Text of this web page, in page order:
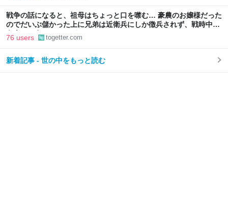
戦争の話になると、祖母はちょっと口を噤む… 豪農のお嬢様だった
のでだいぶ儲かった上に兄弟は近衛兵にしか徴兵されず、戦時中も
白米しか食べたことがなかった
76 users togetter.com
新着記事 - 世の中をもっと読む